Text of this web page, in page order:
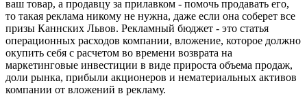
ваш товар, а продавцу за прилавком - помочь продавать его,
то такая реклама никому не нужна, даже если она соберет все
призы Каннских Львов. Рекламный бюджет - это статья
операционных расходов компании, вложение, которое должно
окупить себя с расчетом во времени возврата на
маркетинговые инвестиции в виде прироста объема продаж,
доли рынка, прибыли акционеров и нематериальных активов
компании от вложений в рекламу.